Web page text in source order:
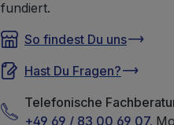
fundiert.
So findest Du uns
Hast Du Fragen?
Telefonische
+49 69 / 83 00 69 07.